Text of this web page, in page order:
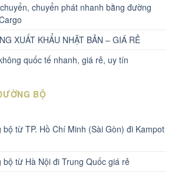
chuyển phát nhanh bằng đường
XUẤT KHẨU NHẬT BẢN – GIÁ RẺ
quốc tế nhanh, giá rẻ, uy tín
BỘ
từ TP. Hồ Chí Minh (Sài Gòn) đi Kampot
từ Hà Nội đi Trung Quốc giá rẻ